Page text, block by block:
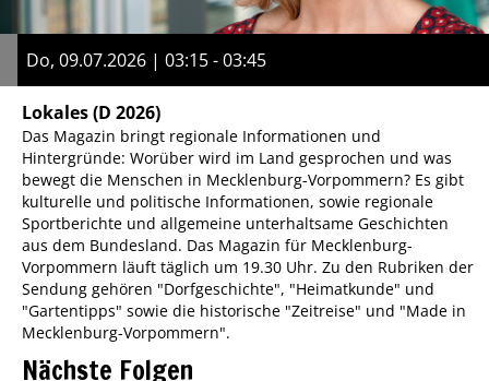
Do, 09.07.2026 | 03:15 - 03:45
Lokales(D 2026)
Das Magazin bringt regionale Informationen und
Hintergründe: Worüber wird im Land gesprochen und was
bewegt die Menschen in Mecklenburg-Vorpommern? Es gibt
kulturelle und politische Informationen, sowie regionale
Sportberichte und allgemeine unterhaltsame Geschichten
aus dem Bundesland. Das Magazin für Mecklenburg-
Vorpommern läuft täglich um 19.30 Uhr. Zu den Rubriken der
Sendung gehören "Dorfgeschichte", "Heimatkunde" und
"Gartentipps" sowie die historische "Zeitreise" und "Made in
Mecklenburg-Vorpommern".
Nächste Folgen